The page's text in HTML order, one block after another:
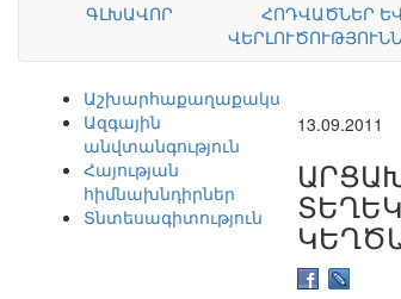
ԳԼԽԱՎՈՐ
ՀՈԴՎԱԾՆԵՐ
Աշխարհաքաղաքականություն
Ազգային
անվտանգություն
Հայության
հիմնախնդիրներ
Տնտեսագիտություն
13.09.2011